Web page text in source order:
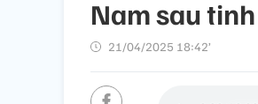
Nam sau
21/04/2025 18:42’